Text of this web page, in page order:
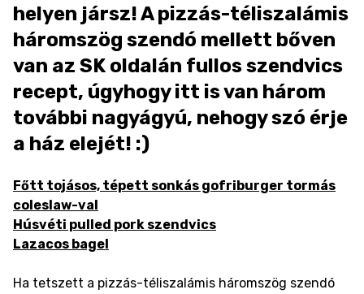
helyen jársz! A pizzás-téliszalámis
háromszög szendó mellett bőven
van az SK oldalán fullos szendvics
recept, úgyhogy itt is van három
további nagyágyú, nehogy szó érje
a ház elejét! :)
Főtt tojásos, tépett sonkás gofriburger tormás
coleslaw-val
Húsvéti pulled pork szendvics
Lazacos bagel
Ha tetszett a pizzás-téliszalámis háromszög szendó